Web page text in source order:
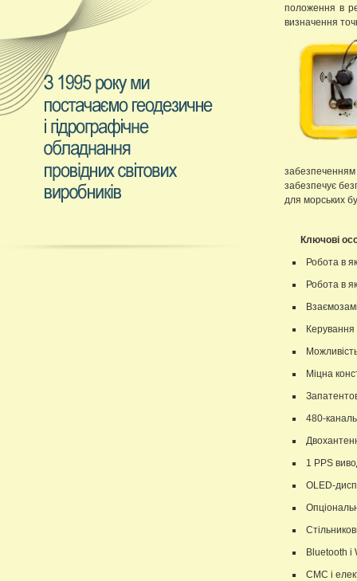
положення в
визначення
забезпечує
для морських
Ключові
Робота в
Робота в
Керування
Міцна
480-
1 PPS
OLED-
Bluetooth і
СМС і